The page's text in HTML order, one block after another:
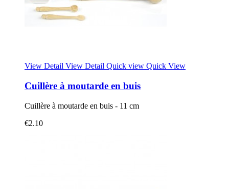
View Detail View Detail Quick view Quick View
Cuillère à moutarde en buis
Cuillère à moutarde en buis - 11 cm
€2.10